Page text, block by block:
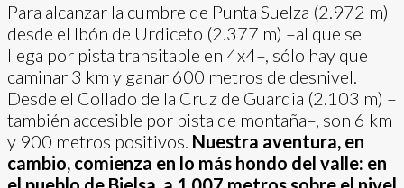
Para alcanzar la cumbre de Punta Suelza (2.972 m)
desde el Ibón de Urdiceto (2.377 m) –al que se
llega por pista transitable en 4x4–, sólo hay que
caminar 3 km y ganar 600 metros de desnivel.
Desde el Collado de la Cruz de Guardia (2.103 m) –
también accesible por pista de montaña–, son 6 km
y 900 metros positivos. Nuestra aventura, en
cambio, comienza en lo más hondo del valle: en